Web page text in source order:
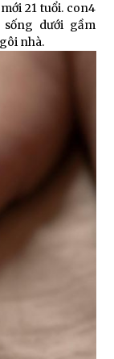
21 tuổi. con4
dưới gầm
nhà.